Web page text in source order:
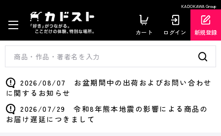
KADOKAWA Group
カート ログイン 新規登録
2026/08/07 お盆期間中の出荷およびお問い合わせ
に関するお知らせ
2026/07/29 令和8年熊本地震の影響による商品の
お届け遅延につきまして